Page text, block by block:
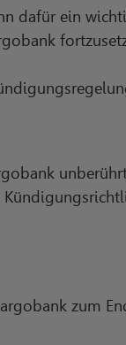
dafür ein
zum